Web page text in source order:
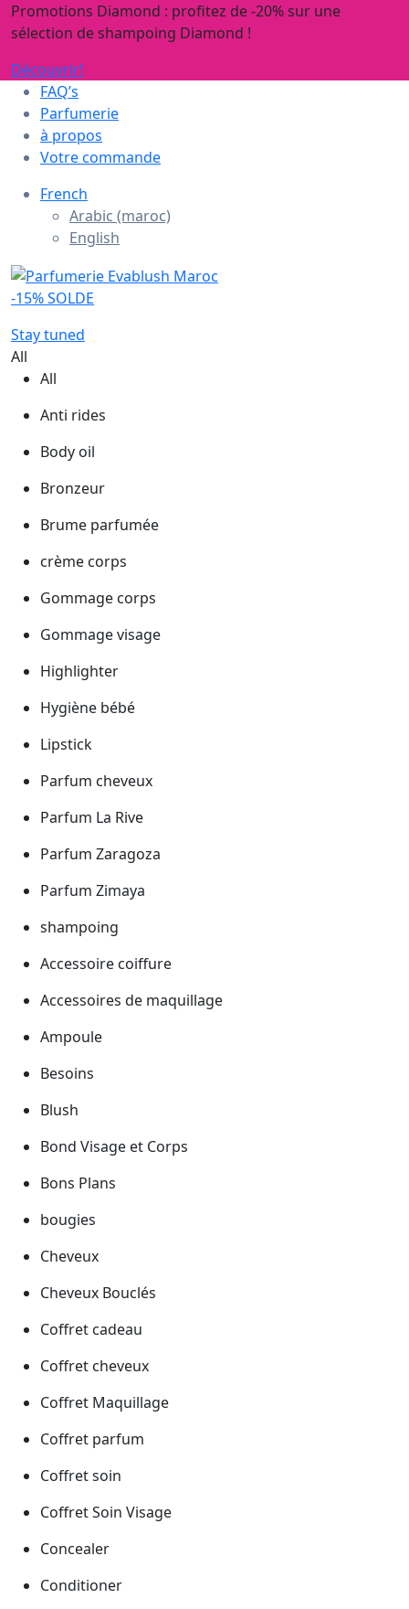
Promotions Diamond : profitez de -20% sur une
sélection de shampoing Diamond !
Découvrir!
FAQ’s
Parfumerie
à propos
Votre commande
French
Arabic (maroc)
English
-15% SOLDE
Stay tuned
All
All
Anti rides
Body oil
Bronzeur
Brume parfumée
crème corps
Gommage corps
Gommage visage
Highlighter
Hygiène bébé
Lipstick
Parfum cheveux
Parfum La Rive
Parfum Zaragoza
Parfum Zimaya
shampoing
Accessoire coiffure
Accessoires de maquillage
Ampoule
Besoins
Blush
Bond Visage et Corps
Bons Plans
bougies
Cheveux
Cheveux Bouclés
Coffret cadeau
Coffret cheveux
Coffret Maquillage
Coffret parfum
Coffret soin
Coffret Soin Visage
Concealer
Conditioner